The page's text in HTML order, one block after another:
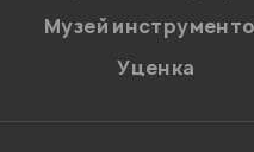
Музей
Уценка